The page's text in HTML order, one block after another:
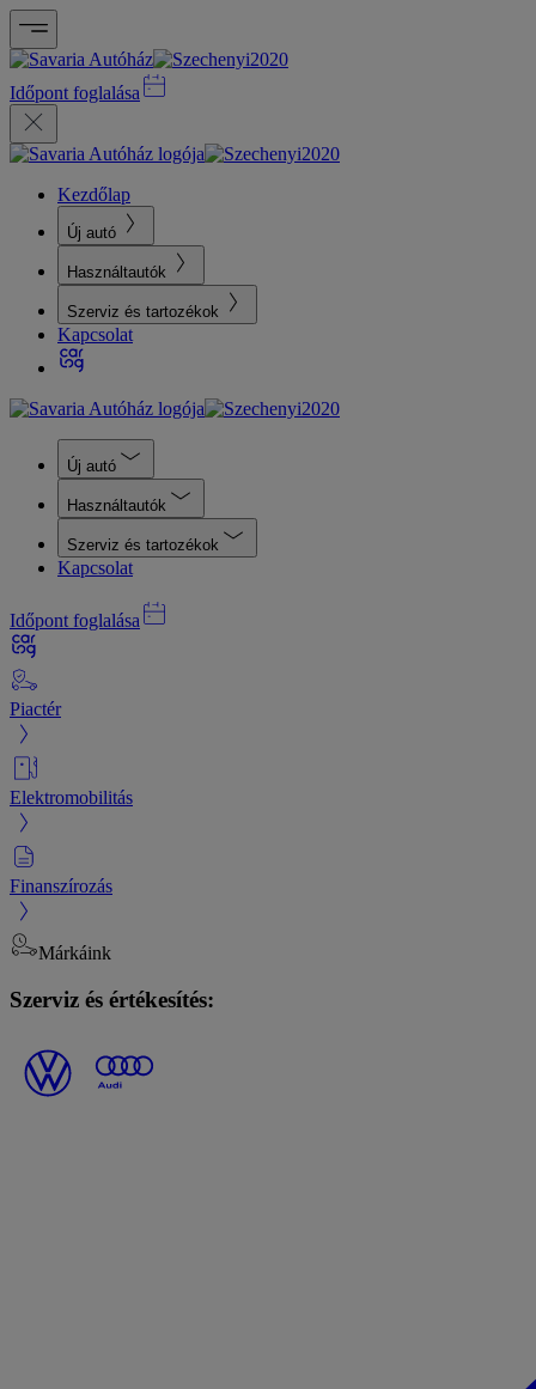
Időpont foglalása
Kezdőlap
Új autó
Használtautók
Szerviz és tartozékok
Kapcsolat
Új autó
Használtautók
Szerviz és tartozékok
Kapcsolat
Időpont foglalása
Piactér
Elektromobilitás
Finanszírozás
Márkáink
Szerviz és értékesítés: